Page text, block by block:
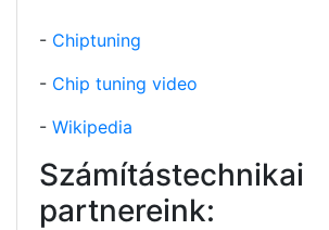
- Chiptuning
- Chip tuning video
- Wikipedia
Számítástechnikai
partnereink: